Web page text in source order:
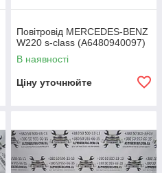
Повітровід MERCEDES-BENZ
W220 s-class (A6480940097)
В наявності
Ціну уточнюйте